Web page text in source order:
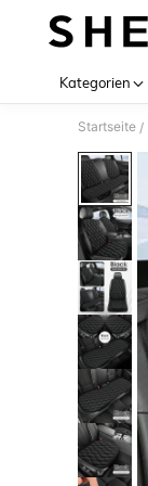
Kategorien
Startseite /